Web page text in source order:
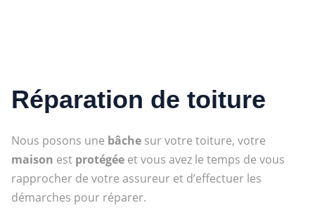
Réparation de toiture
Nous posons une bâchesur votre toiture, votre
maison est protégéeet vous avez le temps de vous
rapprocher de votre assureur et d’effectuer les
démarches pour réparer.